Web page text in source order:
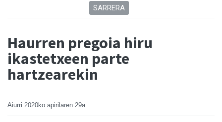
SARRERA
Haurren pregoia hiru
ikastetxeen parte
hartzearekin
Aiurri 2020ko apirilaren 29a